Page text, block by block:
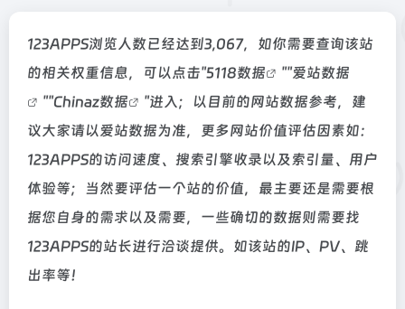
123APPS浏览人数已经达到3,067，如你需要查询该站
的相关权重信息，可以点击"5118数据 ""爱站数据
""Chinaz数据
"进入；以目前的网站数据参考，建
议大家请以爱站数据为准，更多网站价值评估因素如：
123APPS的访问速度、搜索引擎收录以及索引量、用户
体验等；当然要评估一个站的价值，最主要还是需要根
据您自身的需求以及需要，一些确切的数据则需要找
123APPS的站长进行洽谈提供。如该站的IP、PV、跳
出率等！